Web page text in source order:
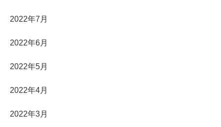
2022年7月
2022年6月
2022年5月
2022年4月
2022年3月